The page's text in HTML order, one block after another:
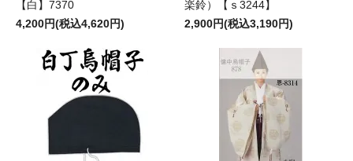
【白】7370
4,200円(税込4,620円)
楽鈴）【ｓ3244】
2,900円(税込3,190円)